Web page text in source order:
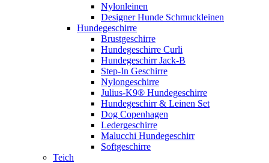
Nylonleinen
Designer Hunde Schmuckleinen
Hundegeschirre
Brustgeschirre
Hundegeschirre Curli
Hundegeschirr Jack-B
Step-In Geschirre
Nylongeschirre
Julius-K9® Hundegeschirre
Hundegeschirr & Leinen Set
Dog Copenhagen
Ledergeschirre
Malucchi Hundegeschirr
Softgeschirre
Teich